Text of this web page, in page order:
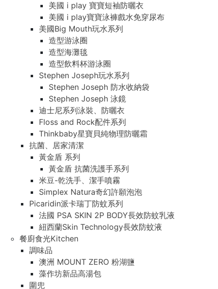
美國 i play 寶寶短袖防曬衣
美國 i play寶寶泳褲戲水免穿尿布
美國Big Mouth玩水系列
造型游泳圈
造型海灘毯
造型飲料杯游泳圈
Stephen Joseph玩水系列
Stephen Joseph 防水收納袋
Stephen Joseph 泳鏡
迪士尼系列泳裝、防曬衣
Floss and Rock配件系列
Thinkbaby星寶貝純物理防曬霜
抗菌、居家清潔
黃金盾 系列
黃金盾 抗菌洗護手系列
米豆-乾洗手、潔手噴霧
Simplex Natura奇幻許願泡泡
Picaridin派卡瑞丁防蚊系列
法國 PSA SKIN 2P BODY長效防蚊乳液
紐西蘭Skin Technology長效防蚊液
餐廚食光Kitchen
調味品
澳洲 MOUNT ZERO 粉湖鹽
藻作坊新品高湯包
圍兜